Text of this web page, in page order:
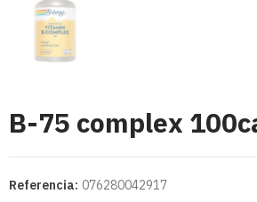
B-75 complex
Referencia: 076280042917